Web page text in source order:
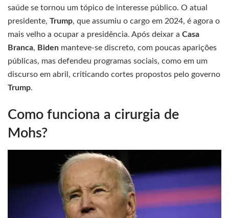
saúde se tornou um tópico de interesse público. O atual
presidente, Trump, que assumiu o cargo em 2024, é agora o
mais velho a ocupar a presidência. Após deixar a Casa
Branca, Biden manteve-se discreto, com poucas aparições
públicas, mas defendeu programas sociais, como em um
discurso em abril, criticando cortes propostos pelo governo
Trump.
Como funciona a cirurgia de
Mohs?